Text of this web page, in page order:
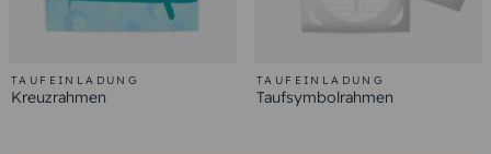
TAUFEINLADUNG
Kreuzrahmen
TAUFEINLADUNG
Taufsymbolrahmen